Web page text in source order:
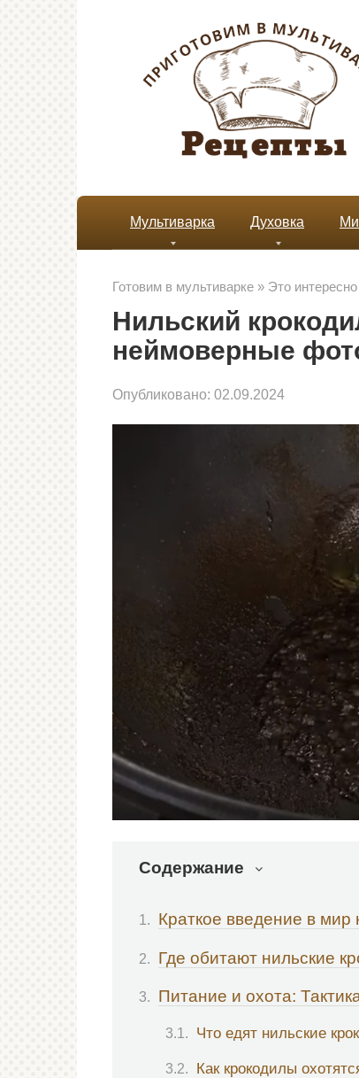
Мультиварка Духовка
Готовим в мультиварке » Это интересно
Нильский
неймоверные
Опубликовано: 02.09.2024
Содержание
Краткое введение в мир
Где обитают нильские
Питание и охота:
Что едят нильские
Как крокодилы